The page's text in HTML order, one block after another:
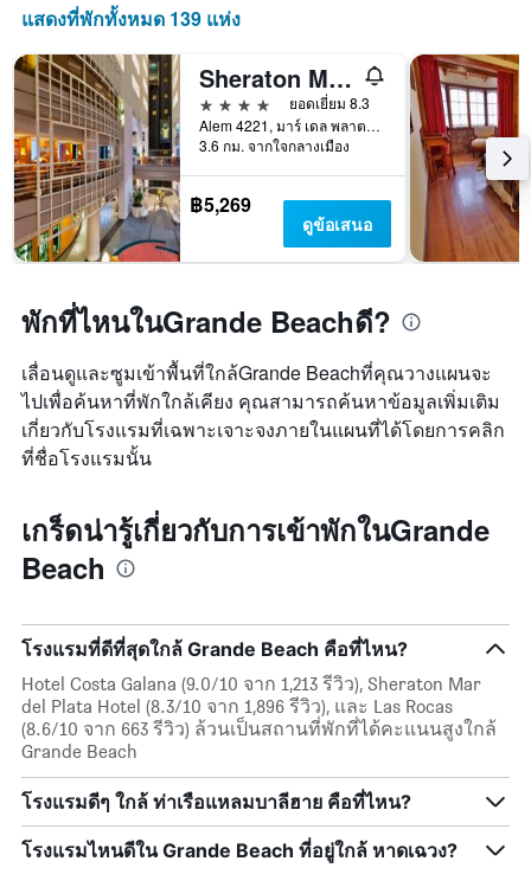
แสดงที่พักทั้งหมด 139 แห่ง
Sheraton Mar del Plata Hotel
4 ดาว
ยอดเยี่ยม 8.3
Alem 4221, มาร์ เดล พลาตา, บัวโนสไอเรส, อาร์เจนตินา
3.6 กม. จากใจกลางเมือง
฿5,269
ดูข้อเสนอ
พักที่ไหนในGrande Beachดี?
เลื่อนดูและซูมเข้าพื้นที่ใกล้Grande Beachที่คุณวางแผนจะ
ไปเพื่อค้นหาที่พักใกล้เคียง คุณสามารถค้นหาข้อมูลเพิ่มเติม
เกี่ยวกับโรงแรมที่เฉพาะเจาะจงภายในแผนที่ได้โดยการคลิก
ที่ชื่อโรงแรมนั้น
เกร็ดน่ารู้เกี่ยวกับการเข้าพักในGrande
Beach
โรงแรมที่ดีที่สุดใกล้ Grande Beach คือที่ไหน?
Hotel Costa Galana (9.0/10 จาก 1,213 รีวิว), Sheraton Mar
del Plata Hotel (8.3/10 จาก 1,896 รีวิว), และ Las Rocas
(8.6/10 จาก 663 รีวิว) ล้วนเป็นสถานที่พักที่ได้คะแนนสูงใกล้
Grande Beach
โรงแรมดีๆ ใกล้ ท่าเรือแหลมบาลีฮาย คือที่ไหน?
โรงแรมไหนดีใน Grande Beach ที่อยู่ใกล้ หาดเฉวง?